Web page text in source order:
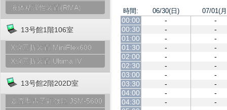
液体粘弾性装置(RMA)
13号館1階106室
X線回折装置 MiniFlex600
X線回折装置 Ultima IV
13号館2階202D室
走査型電子顕微鏡 JSM-5600
時間: 06/30(日) 07/01(
00:00 -
-
00:30
-
-
01:00
-
-
01:30
-
-
02:00
-
-
02:30
-
-
03:00
-
-
03:30
-
-
04:00
-
-
04:30
-
-